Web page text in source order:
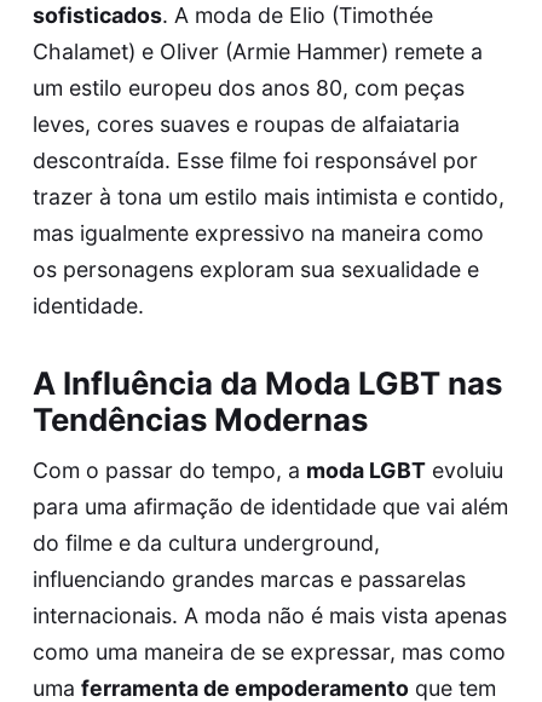
sofisticados. A moda de Elio (Timothée
Chalamet) e Oliver (Armie Hammer) remete a
um estilo europeu dos anos 80, com peças
leves, cores suaves e roupas de alfaiataria
descontraída. Esse filme foi responsável por
trazer à tona um estilo mais intimista e contido,
mas igualmente expressivo na maneira como
os personagens exploram sua sexualidade e
identidade.
A Influência da Moda LGBT nas
Tendências Modernas
Com o passar do tempo, a moda LGBTevoluiu
para uma afirmação de identidade que vai além
do filme e da cultura underground,
influenciando grandes marcas e passarelas
internacionais. A moda não é mais vista apenas
como uma maneira de se expressar, mas como
uma ferramenta de empoderamentoque tem